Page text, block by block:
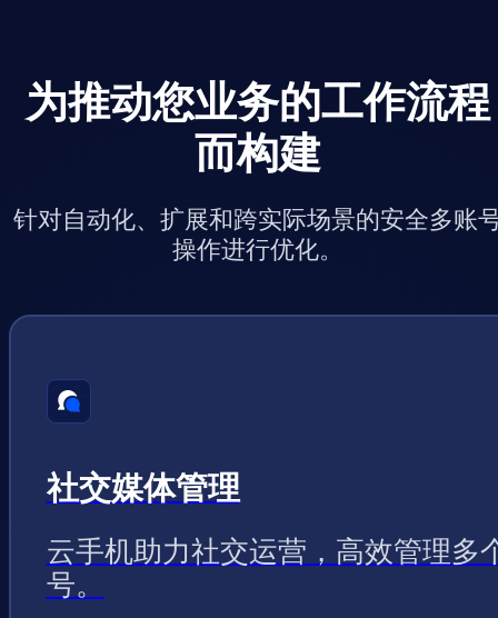
为推动您业务的工作流程
而构建
针对自动化、扩展和跨实际场景的安全多账
操作进行优化。
社交媒体管理
云手机助力社交运营，高效管理多
号。